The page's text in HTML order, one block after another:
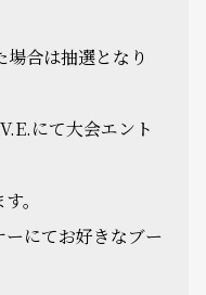
合は抽選となり
にて大会エント
。
にてお好きなブー